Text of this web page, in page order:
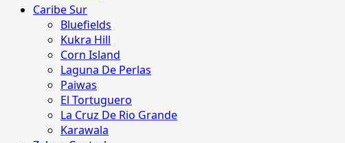
Caribe Sur
Bluefields
Kukra Hill
Corn Island
Laguna De Perlas
Paiwas
El Tortuguero
La Cruz De Rio Grande
Karawala